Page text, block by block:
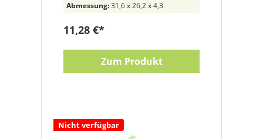
Abmessung:31,6 x 26,2 x 4,3
11,28 €*
Zum Produkt
Nicht verfügbar